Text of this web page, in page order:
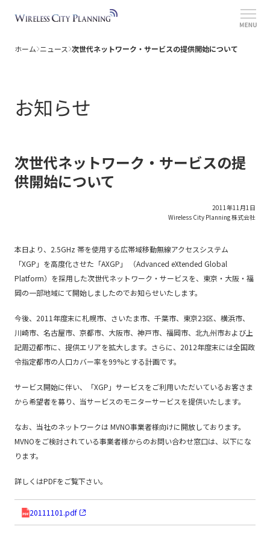
障害・メンテナンス情報
公開情報
ホーム ニュース 次世代ネットワーク・サービスの提供開始について
お知らせ
次世代ネットワーク・サービスの提
供開始について
2011年11月1日
Wireless City Planning 株式会社
本日より、2.5GHz 帯を使用する広帯域移動無線アクセスシステム
「XGP」を高度化させた「AXGP」 （Advanced eXtended Global
Platform）を採用した次世代ネットワーク・サービスを、東京・大阪・福
岡の一部地域にて開始しましたのでお知らせいたします。
今後、2011年度末に札幌市、さいたま市、千葉市、東京23区、横浜市、
川崎市、名古屋市、京都市、大阪市、神戸市、福岡市、北九州市および上
記周辺都市に、提供エリアを拡大します。さらに、2012年度末には全国政
令指定都市の人口カバー率を99%とする計画です。
サービス開始に伴い、「XGP」サービスをご利用いただいているお客さま
から希望者を募り、当サービスのモニターサービスを提供いたします。
なお、当社のネットワークは MVNO事業者様向けに開放しております。
MVNOをご検討されている事業者様からのお問い合わせ窓口は、以下にな
ります。
詳しくはPDFをご覧下さい。
20111101.pdf